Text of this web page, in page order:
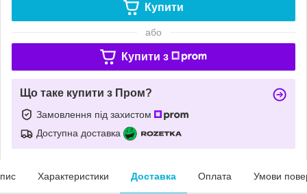
Купити
або
Купити з
Що таке купити з Пром?
Замовлення під захистом
Доступна доставка
Характеристики Доставка Оплата Умови